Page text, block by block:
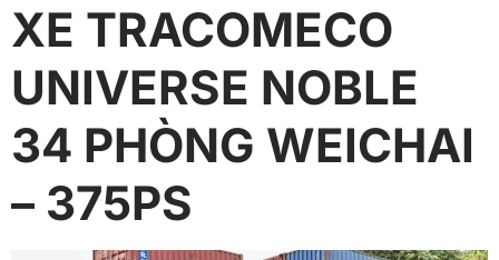
XE TRACOMECO
UNIVERSE NOBLE
34 PHÒNG WEICHAI
– 375PS